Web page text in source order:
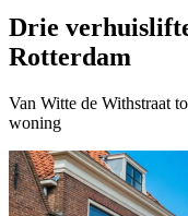
Drie
Rotterdam
Van Witte de Withstraat
woning